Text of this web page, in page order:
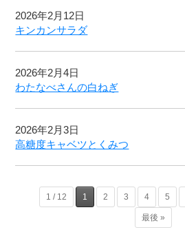
2026年2月12日
キンカンサラダ
2026年2月4日
わたなべさんの白ねぎ
2026年2月3日
高糖度キャベツとくみつ
1 / 12 1 2 3 4 5
最後 »